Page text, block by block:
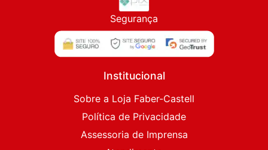
Segurança
Institucional
Sobre a Loja Faber-Castell
Política de Privacidade
Assessoria de Imprensa